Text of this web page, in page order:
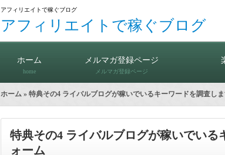
アフィリエイトで稼ぐブログ
アフィリエイトで稼ぐブログ
ホーム
home
メルマガ登録ページ
メルマガ登録ページ
ホーム » 特典その4 ライバルブログが稼いでいるキーワードを調査し
特典その4 ライバルブログが稼いでい
ォーム